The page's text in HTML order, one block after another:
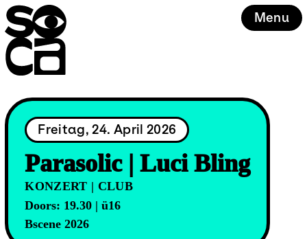
Skip
to
content
Menu
Freitag, 24. April 2026
Parasolic | Luci Bling
KONZERT | CLUB
Doors: 19.30 | ü16
Bscene 2026